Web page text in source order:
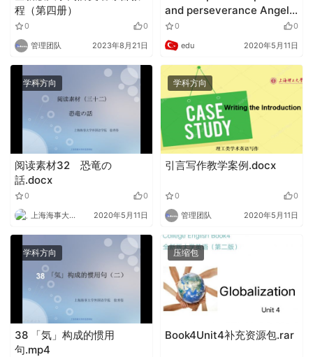
程（第四册）
0 0
管理团队 2023年8月21日
and perseverance Angela
Lee Duckworth 安吉拉 李
杜克沃斯: 成功的钥匙？毅力
（9语种字幕可选）.mp4
0 0
edu 2020年5月11日
学科方向
阅读素材32 恐竜の
話.docx
0 0
上海海事大学外语 2020年5月11日
学科方向
引言写作教学案例.docx
0 0
管理团队 2020年5月11日
学科方向
38 「気」构成的惯用
句.mp4
压缩包
Book4Unit4补充资源包.rar